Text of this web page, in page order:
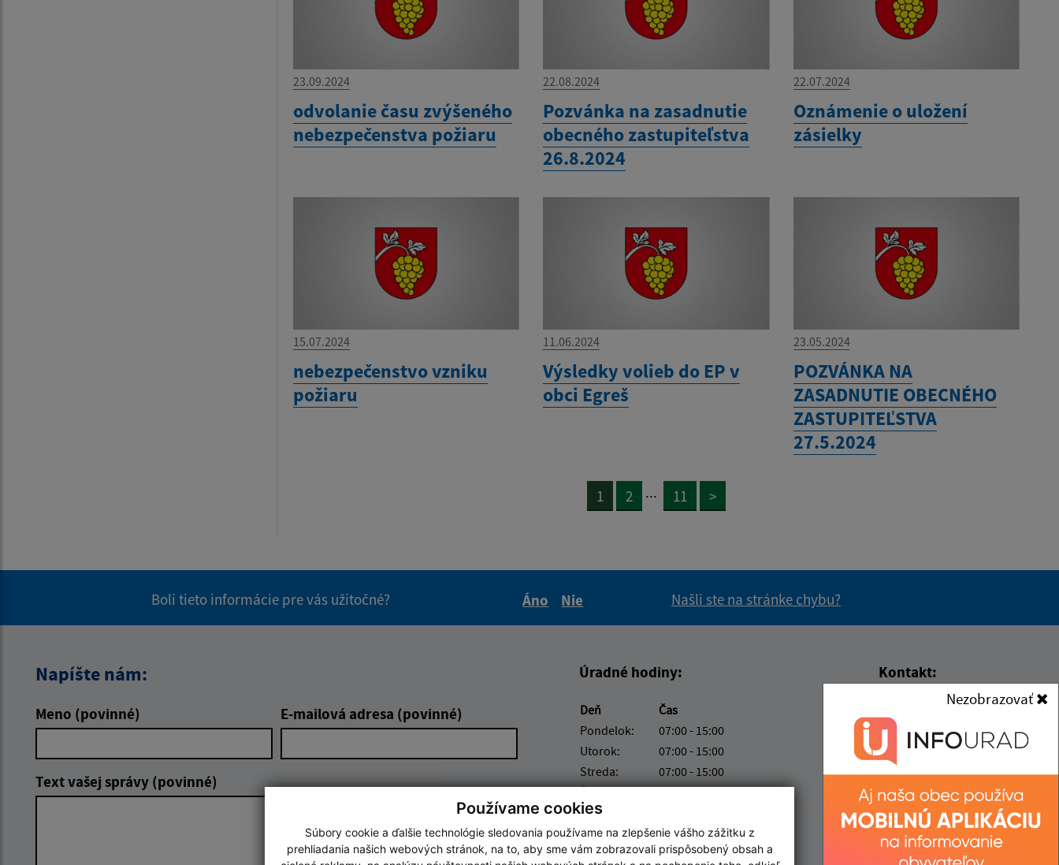
Používame cookies
Súbory cookie a ďalšie technológie sledovania používame na zlepšenie vášho zážitku z
prehliadania našich webových stránok, na to, aby sme vám zobrazovali prispôsobený obsah a
Nezobrazovať
23.09.2024
odvolanie času zvýšeného
nebezpečenstva požiaru
22.08.2024
Pozvánka na zasadnutie
obecného zastupiteľstva
26.8.2024
22.07.2024
Oznámenie o uložení
zásielky
15.07.2024
nebezpečenstvo vzniku
požiaru
11.06.2024
Výsledky volieb do EP v
obci Egreš
23.05.2024
POZVÁNKA NA
ZASADNUTIE OBECNÉHO
ZASTUPITEĽSTVA
27.5.2024
1 2 ... 11 >
Boli tieto informácie pre vás užitočné?
Áno
Nie
Našli ste na stránke chybu?
Napíšte nám:
Meno (povinné) E-mailová adresa (povinné)
Text vašej správy (povinné)
Úradné hodiny:
Deň
Čas
Pondelok:
07:00 - 15:00
Utorok:
07:00 - 15:00
Streda:
07:00 - 15:00
Štvrtok:
07:00 - 15:00
Piatok:
Kontakt:
Obecný úrad Egreš
Egreš 78
075 01 Egreš
obecegres@obecegres.sk
+421 56 67 99 261
IČO: 00331520